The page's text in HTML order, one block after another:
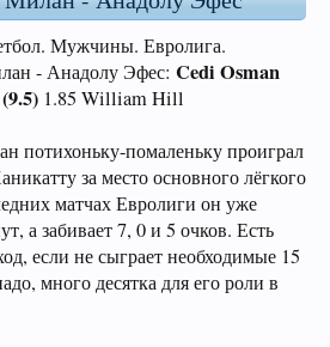
Мужчины. Евролига.
- Анадолу Эфес: Cedi Osman
1.85 William Hill
потихоньку-помаленьку проиграл
за место основного лёгкого
матчах Евролиги он уже
а забивает 7, 0 и 5 очков. Есть
если не сыграет необходимые 15
много десятка для его роли в